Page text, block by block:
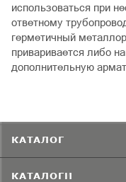
использоваться при
ответному
герметичный
приваривается либо
дополнительную
КАТАЛОГ
КАТАЛОГИ